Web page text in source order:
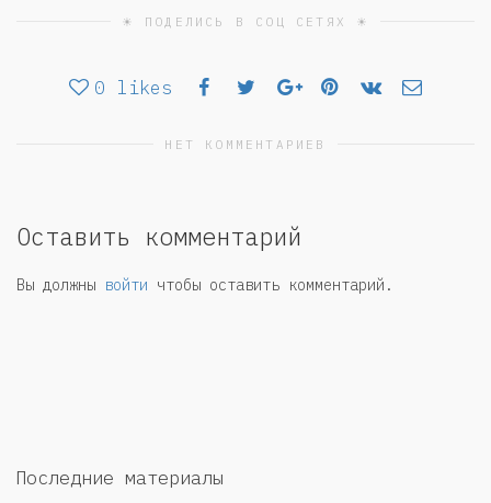
☀ ПОДЕЛИСЬ В СОЦ СЕТЯХ ☀
0 likes
НЕТ КОММЕНТАРИЕВ
Оставить комментарий
Вы должны войти чтобы оставить комментарий.
Последние материалы